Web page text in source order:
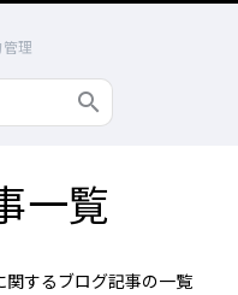
理
一覧
するブログ記事の一覧